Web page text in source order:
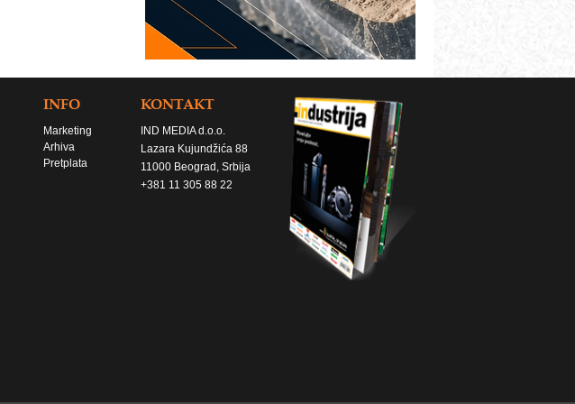
INFO
Marketing
Arhiva
Pretplata
KONTAKT
IND MEDIA d.o.o.
Lazara Kujundžića 88
11000 Beograd, Srbija
+381 11 305 88 22